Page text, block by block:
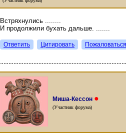
Встряхнулись ........
И продолжили бухать дальше. .......
Ответить Цитировать Пожаловаться
Миша-Кессон ●
(Участник форума)